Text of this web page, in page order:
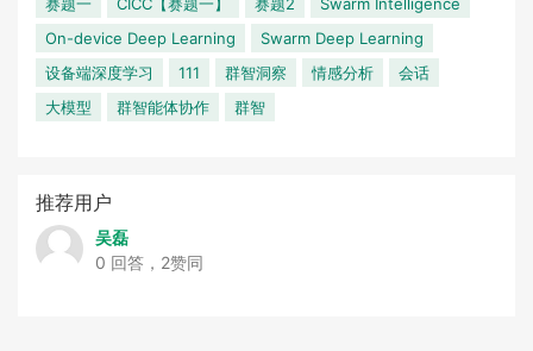
On-device Deep Learning
Swarm Deep Learning
设备端深度学习
111 群智洞察 情感分析
会话
大模型
群智能体协作 群智
推荐用户
吴磊
0 回答，2赞同